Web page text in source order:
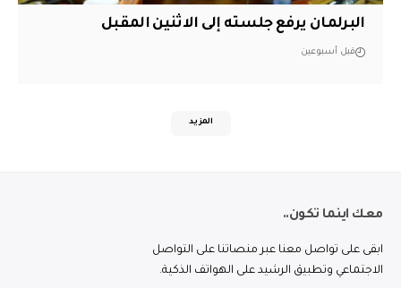
البرلمان يرفع جلسته إلى الاثنين المقبل
قبل أسبوعين
المزيد
معك اينما تكون..
ابقى على تواصل معنا عبر منصاتنا على التواصل
الاجتماعي وتطبيق الرشيد على الهواتف الذكية.